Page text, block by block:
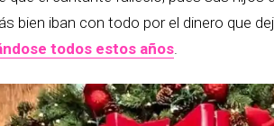
bien iban con todo por el dinero que
todos estos años.